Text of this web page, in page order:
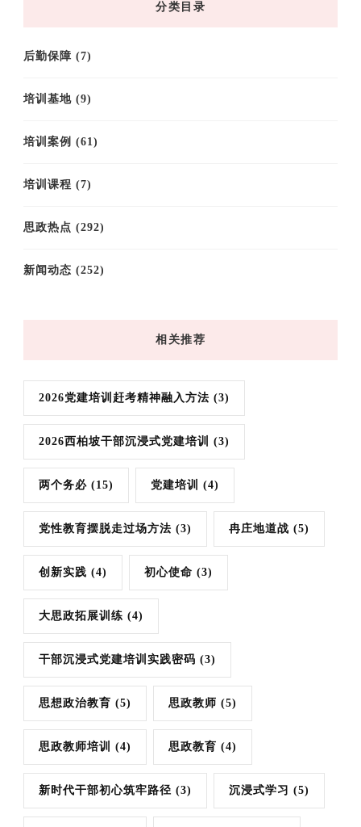
分类目录
后勤保障 (7)
培训基地 (9)
培训案例 (61)
培训课程 (7)
思政热点 (292)
新闻动态 (252)
相关推荐
2026党建培训赶考精神融入方法 (3)
2026西柏坡干部沉浸式党建培训 (3)
两个务必 (15) 党建培训 (4)
党性教育摆脱走过场方法 (3) 冉庄地道战 (5)
创新实践 (4) 初心使命 (3)
大思政拓展训练 (4)
干部沉浸式党建培训实践密码 (3)
思想政治教育 (5) 思政教师 (5)
思政教师培训 (4) 思政教育 (4)
新时代干部初心筑牢路径 (3) 沉浸式学习 (5)